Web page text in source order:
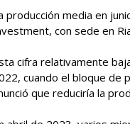
producción media en
con sede en
cifra relativamente
cuando el bloque de
que reduciría la